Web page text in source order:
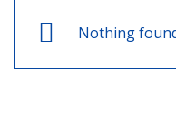
Nothing